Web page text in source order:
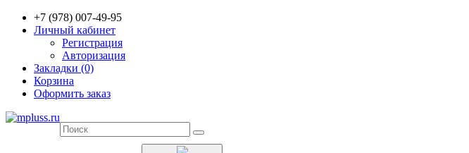
+7 (978) 007-49-95
Личный кабинет
Регистрация
Авторизация
Закладки (0)
Корзина
Оформить заказ